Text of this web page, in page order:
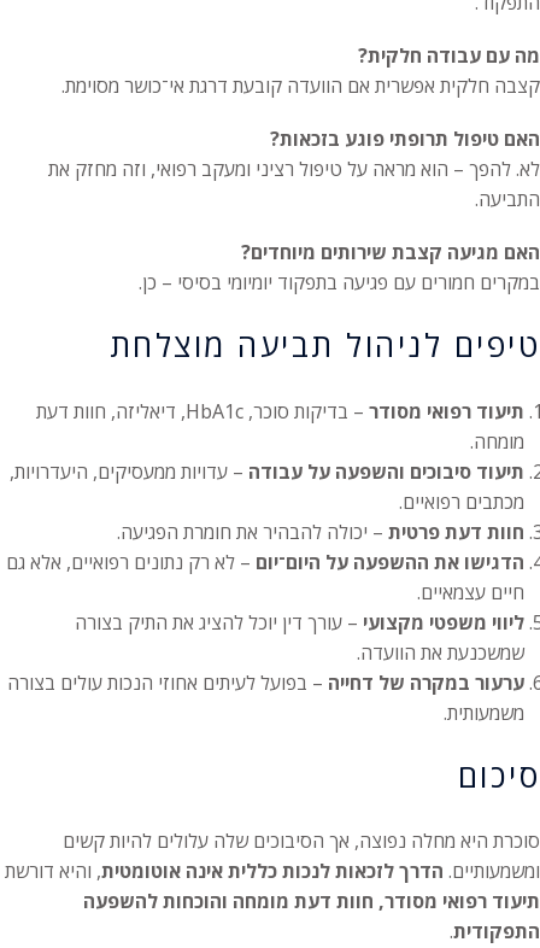
מה עם עבודה חלקית?
קצבה חלקית אפשרית אם הוועדה קובעת דרגת אי־כושר מסוימת.
האם טיפול תרופתי פוגע בזכאות?
לא. להפך – הוא מראה על טיפול רציני ומעקב רפואי, וזה מחזק את
התביעה.
האם מגיעה קצבת שירותים מיוחדים?
במקרים חמורים עם פגיעה בתפקוד יומיומי בסיסי – כן.
טיפים לניהול תביעה מוצלחת
תיעוד רפואי מסודר
– בדיקות סוכר, HbA1c, דיאליזה, חוות דעת
מומחה.
תיעוד סיבוכים והשפעה על עבודה – עדויות ממעסיקים, היעדרויות,
מכתבים רפואיים.
חוות דעת פרטית – יכולה להבהיר את חומרת הפגיעה.
הדגישו את ההשפעה על היום־יום – לא רק נתונים רפואיים, אלא גם
חיים עצמאיים.
ליווי משפטי מקצועי – עורך דין יוכל להציג את התיק בצורה
שמשכנעת את הוועדה.
ערעור במקרה של דחייה – בפועל לעיתים אחוזי הנכות עולים בצורה
משמעותית.
סיכום
סוכרת היא מחלה נפוצה, אך הסיבוכים שלה עלולים להיות קשים
ומשמעותיים. הדרך לזכאות לנכות כללית אינה אוטומטית, והיא דורשת
תיעוד רפואי מסודר, חוות דעת מומחה והוכחות להשפעה
התפקודית.